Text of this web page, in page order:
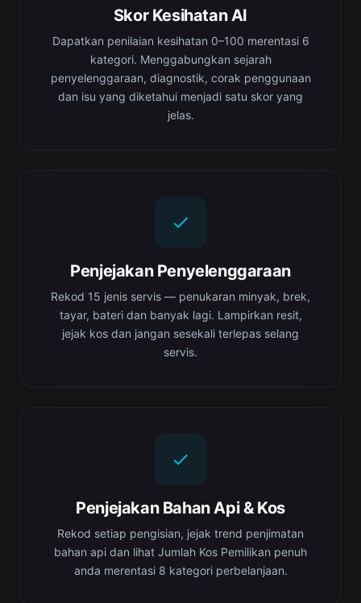
Skor Kesihatan AI
Dapatkan penilaian kesihatan 0–100 merentasi 6
kategori. Menggabungkan sejarah
penyelenggaraan, diagnostik, corak penggunaan
dan isu yang diketahui menjadi satu skor yang
jelas.
Penjejakan Penyelenggaraan
Rekod 15 jenis servis — penukaran minyak, brek,
tayar, bateri dan banyak lagi. Lampirkan resit,
jejak kos dan jangan sesekali terlepas selang
servis.
Penjejakan Bahan Api & Kos
Rekod setiap pengisian, jejak trend penjimatan
bahan api dan lihat Jumlah Kos Pemilikan penuh
anda merentasi 8 kategori perbelanjaan.